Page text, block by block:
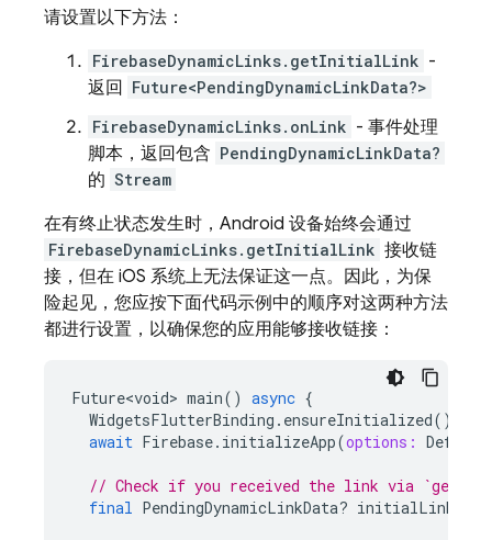
请设置以下方法：
FirebaseDynamicLinks.getInitialLink -
返回
Future<PendingDynamicLinkData?>
FirebaseDynamicLinks.onLink - 事件处理
脚本，返回包含 PendingDynamicLinkData?
的 Stream
在有终止状态发生时，Android 设备始终会通过
FirebaseDynamicLinks.getInitialLink 接收链
接，但在 iOS 系统上无法保证这一点。因此，为保
险起见，您应按下面代码示例中的顺序对这两种方法
都进行设置，以确保您的应用能够接收链接：
Future<void> main() async {
WidgetsFlutterBinding . ensureInitialized();
await Firebase. initializeApp(options:
// Check if you received the link via
final PendingDynamicLinkData? initialLink